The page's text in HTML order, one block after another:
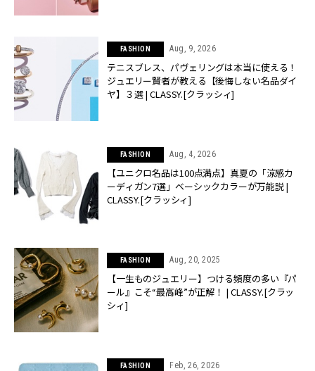
FASHION Aug, 9, 2026
テニスブレス、パヴェリングは本当に使える！
ジュエリー賢者が教える【後悔しない名品ダイ
ヤ】３選 | CLASSY.[クラッシィ]
FASHION Aug, 4, 2026
【ユニクロ名品は100点満点】真夏の「涼感カ
ーディガン7選」ベーシックカラーが万能説 |
CLASSY.[クラッシィ]
FASHION Aug, 20, 2025
【一生ものジュエリー】つける頻度の多い『パ
ール』こそ“最高峰”が正解！ | CLASSY.[クラッ
シィ]
FASHION Feb, 26, 2026